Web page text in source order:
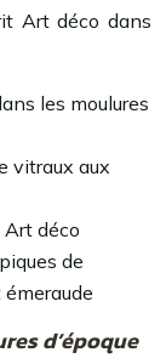
Art déco dans
les moulures
vitraux aux
déco
de
émeraude
d’époque